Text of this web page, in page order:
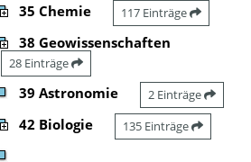
35 Chemie 117 Einträge
38 Geowissenschaften
28 Einträge
39 Astronomie 2 Einträge
42 Biologie 135 Einträge